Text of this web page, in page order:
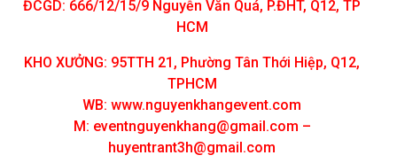
ĐCGD: 666/12/15/9 Nguyễn Văn Quá, P.ĐHT, Q12, TP
HCM
KHO XƯỞNG: 95TTH 21, Phường Tân Thới Hiệp, Q12,
TPHCM
WB: www.nguyenkhangevent.com
M: eventnguyenkhang@gmail.com –
huyentrant3h@gmail.com